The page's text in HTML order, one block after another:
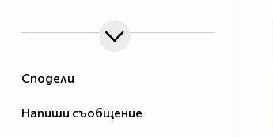
Сподели
Напиши съобщение